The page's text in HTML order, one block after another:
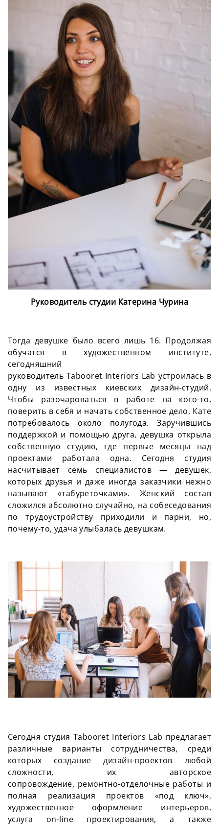
Руководитель студии Катерина Чурина
Тогда девушке было всего лишь 16. Продолжая
обучатся в художественном институте,
сегодняшний
руководитель Tabooret Interiors Lab устроилась в
одну из известных киевских дизайн-студий.
Чтобы разочароваться в работе на кого-то,
поверить в себя и начать собственное дело, Кате
потребовалось около полугода. Заручившись
поддержкой и помощью друга, девушка открыла
собственную студию, где первые месяцы над
проектами работала одна. Сегодня студия
насчитывает семь специалистов — девушек,
которых друзья и даже иногда заказчики нежно
называют «табуреточками». Женский состав
сложился абсолютно случайно, на собеседования
по трудоустройству приходили и парни, но,
почему-то, удача улыбалась девушкам.
Сегодня студия Tabooret Interiors Lab предлагает
различные варианты сотрудничества, среди
которых создание дизайн-проектов любой
сложности, их авторское
сопровождение, ремонтно-отделочные работы и
полная реализация проектов «под ключ»,
художественное оформление интерьеров,
услуга on-line проектирования, а также